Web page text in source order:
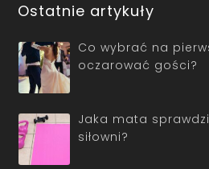
Ostatnie artykuły
Co wybrać na
oczarować gości?
Jaka mata
siłowni?